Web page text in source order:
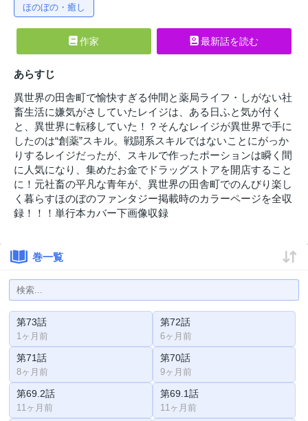
ほのぼの・癒し
作家 最新話を読む
あらすじ
異世界の田舎町で愉快すぎる仲間と薬局ライフ・しがない社
畜生活に嫌気がさしていたレイジは、ある日ふと気が付く
と、異世界に転移していた！？そんなレイジが異世界で手に
したのは“創薬”スキル。戦闘系スキルではないことにがっか
りするレイジだったが、スキルで作ったポーションは瞬く間
に人気になり、集めたお金でドラッグストアを開店すること
に！元社畜の平凡な青年が、異世界の田舎町でのんびり楽し
く暮らすほのぼのファンタジー掲載時のカラーページを全収
録！！！単行本カバー下画像収録
巻一覧
第73話
1ヶ月前
第72話
6ヶ月前
第71話
8ヶ月前
第70話
9ヶ月前
第69.2話
11ヶ月前
第69.1話
11ヶ月前